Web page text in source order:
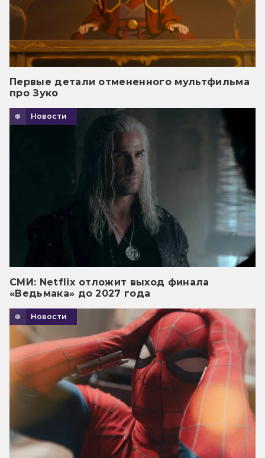
Первые детали отмененного мультфильма
про Зуко
Новости
СМИ: Netflix отложит выход финала
«Ведьмака» до 2027 года
Новости